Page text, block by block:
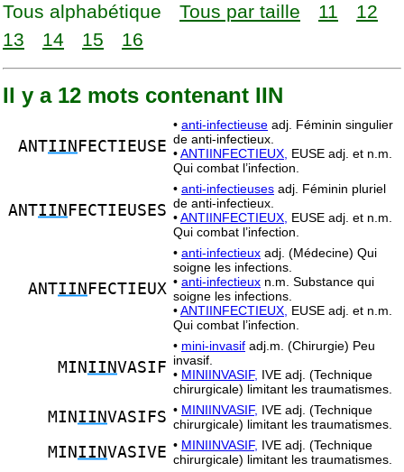
Tous alphabétique Tous par taille 11
12
13
14 15 16
Il y a 12 mots contenant IIN
ANTIIN FECTIEUSE
• anti-infectieuse adj. Féminin singulier
de anti-infectieux.
•ANTIINFECTIEUX, EUSE adj. et n.m.
Qui combat l’infection.
ANTIIN FECTIEUSES
• anti-infectieuses adj. Féminin pluriel
de anti-infectieux.
•ANTIINFECTIEUX, EUSE adj. et n.m.
Qui combat l’infection.
ANTIIN FECTIEUX
• anti-infectieux adj. (Médecine) Qui
soigne les infections.
• anti-infectieux n.m. Substance qui
soigne les infections.
•ANTIINFECTIEUX, EUSE adj. et n.m.
Qui combat l’infection.
MIN IINVASIF
• mini-invasif adj.m. (Chirurgie) Peu
invasif.
• MINIINVASIF, IVE adj. (Technique
chirurgicale) limitant les traumatismes.
MIN IINVASIFS • MINIINVASIF, IVE adj. (Technique
chirurgicale) limitant les traumatismes.
MIN IINVASIVE • MINIINVASIF, IVE adj. (Technique
chirurgicale) limitant les traumatismes.